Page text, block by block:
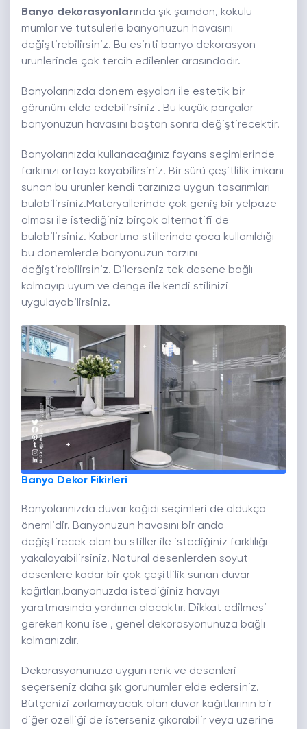
Banyo dekorasyonlarında şık şamdan, kokulu
mumlar ve tütsülerle banyonuzun havasını
değiştirebilirsiniz. Bu esinti banyo dekorasyon
ürünlerinde çok tercih edilenler arasındadır.
Banyolarınızda dönem eşyaları ile estetik bir
görünüm elde edebilirsiniz . Bu küçük parçalar
banyonuzun havasını baştan sonra değiştirecektir.
Banyolarınızda kullanacağınız fayans seçimlerinde
farkınızı ortaya koyabilirsiniz. Bir sürü çeşitlilik imkanı
sunan bu ürünler kendi tarzınıza uygun tasarımları
bulabilirsiniz.Materyallerinde çok geniş bir yelpaze
olması ile istediğiniz birçok alternatifi de
bulabilirsiniz. Kabartma stillerinde çoca kullanıldığı
bu dönemlerde banyonuzun tarzını
değiştirebilirsiniz. Dilerseniz tek desene bağlı
kalmayıp uyum ve denge ile kendi stilinizi
uygulayabilirsiniz.
Banyo Dekor Fikirleri
Banyolarınızda duvar kağıdı seçimleri de oldukça
önemlidir. Banyonuzun havasını bir anda
değiştirecek olan bu stiller ile istediğiniz farklılığı
yakalayabilirsiniz. Natural desenlerden soyut
desenlere kadar bir çok çeşitlilik sunan duvar
kağıtları,banyonuzda istediğiniz havayı
yaratmasında yardımcı olacaktır. Dikkat edilmesi
gereken konu ise , genel dekorasyonunuza bağlı
kalmanızdır.
Dekorasyonunuza uygun renk ve desenleri
seçerseniz daha şık görünümler elde edersiniz.
Bütçenizi zorlamayacak olan duvar kağıtlarının bir
diğer özelliği de isterseniz çıkarabilir veya üzerine